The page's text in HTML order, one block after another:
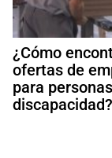
¿Cómo
ofertas de
para
discapacidad?